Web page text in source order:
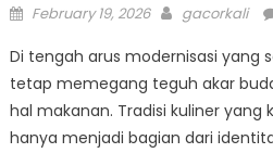
Posted
February 19, 2026 Author
gacorkali
Di tengah arus modernisasi yang
tetap memegang teguh akar
hal makanan. Tradisi kuliner
hanya menjadi bagian dari